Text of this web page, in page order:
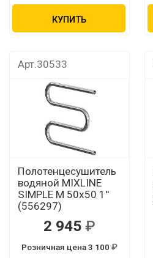
КУПИТЬ
Арт.30533
Полотенцесушитель
водяной MIXLINE
SIMPLE M 50х50 1''
(556297)
2 945
Розничная цена 3 100